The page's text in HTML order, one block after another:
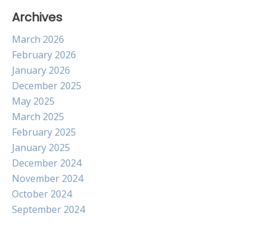
Archives
March 2026
February 2026
January 2026
December 2025
May 2025
March 2025
February 2025
January 2025
December 2024
November 2024
October 2024
September 2024